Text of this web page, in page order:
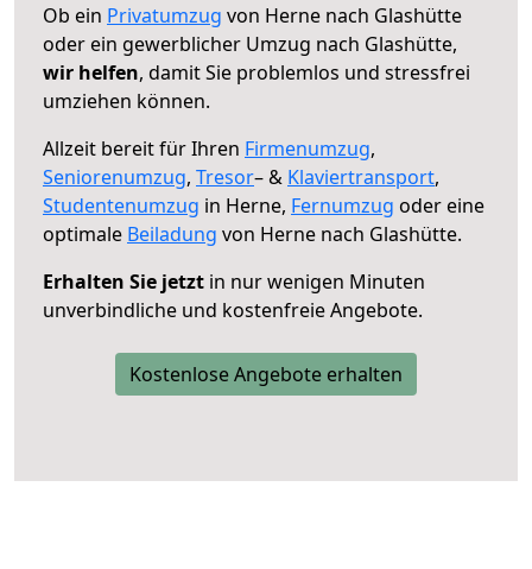
Ob ein Privatumzug von Herne nach Glashütte
oder ein gewerblicher Umzug nach Glashütte,
wir helfen, damit Sie problemlos und stressfrei
umziehen können.
Allzeit bereit für Ihren Firmenumzug,
Seniorenumzug, Tresor– & Klaviertransport,
Studentenumzug in Herne, Fernumzug oder eine
optimale Beiladung von Herne nach Glashütte.
Erhalten Sie jetzt in nur wenigen Minuten
unverbindliche und kostenfreie Angebote.
Kostenlose Angebote erhalten